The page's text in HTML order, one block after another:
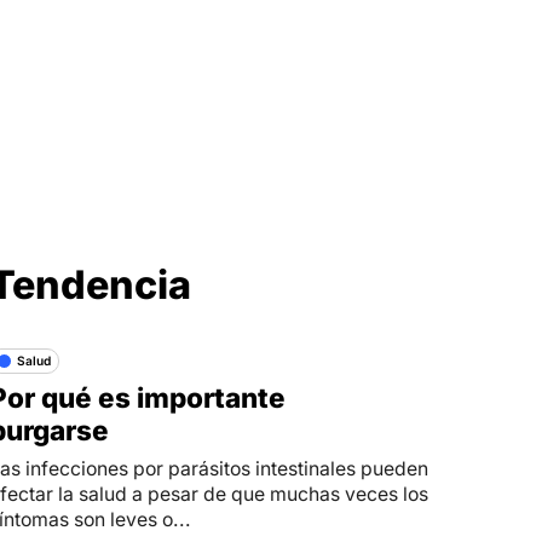
Salud
qué es importante
infecciones por parásitos intestinales pueden
la salud a pesar de que muchas veces los
son leves o...